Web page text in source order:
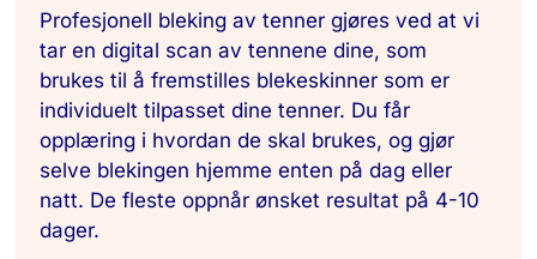
Profesjonell bleking av tenner gjøres ved at vi
tar en digital scan av tennene dine, som
brukes til å fremstilles blekeskinner som er
individuelt tilpasset dine tenner. Du får
opplæring i hvordan de skal brukes, og gjør
selve blekingen hjemme enten på dag eller
natt. De fleste oppnår ønsket resultat på 4-10
dager.